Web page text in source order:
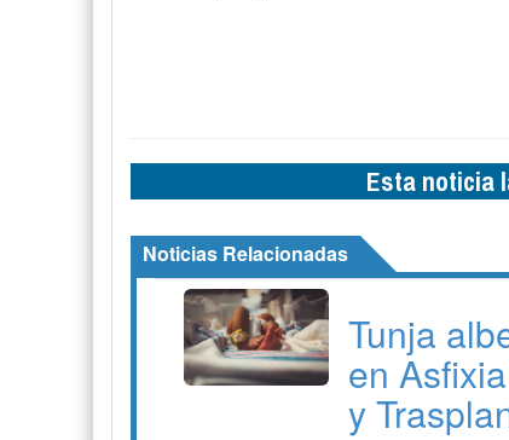
Esta noticia
Noticias Relacionadas
Tunja
en
y